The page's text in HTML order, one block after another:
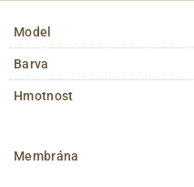
Model
Barva
Hmotnost
Membrána